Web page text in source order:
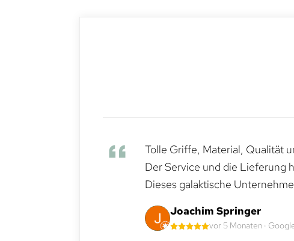
Tolle Griffe, Material, Qualität
Der Service und die Lieferung
Dieses galaktische
Joachim Springer
vor 5 Monaten ·